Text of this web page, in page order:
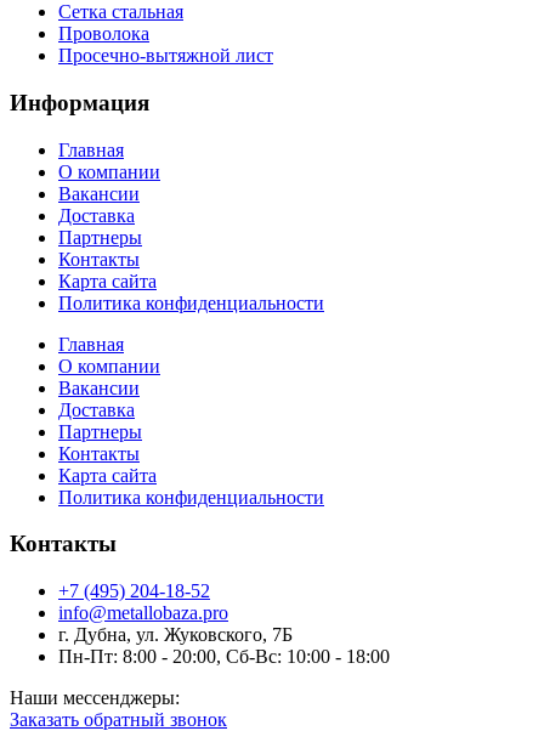
Сетка стальная
Проволока
Просечно-вытяжной лист
Информация
Главная
О компании
Вакансии
Доставка
Партнеры
Контакты
Карта сайта
Политика конфиденциальности
Главная
О компании
Вакансии
Доставка
Партнеры
Контакты
Карта сайта
Политика конфиденциальности
Контакты
+7 (495) 204-18-52
info@metallobaza.pro
г. Дубна, ул. Жуковского, 7Б
Пн-Пт: 8:00 - 20:00, Сб-Вс: 10:00 - 18:00
Наши мессенджеры:
Заказать обратный звонок